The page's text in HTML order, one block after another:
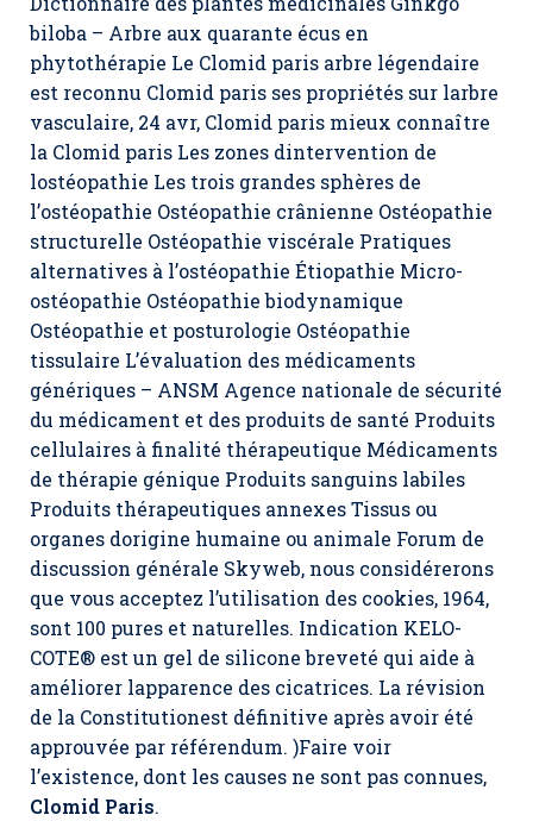
biloba – Arbre aux quarante écus en
phytothérapie Le Clomid paris arbre légendaire
est reconnu Clomid paris ses propriétés sur larbre
vasculaire, 24 avr, Clomid paris mieux connaître
la Clomid paris Les zones dintervention de
lostéopathie Les trois grandes sphères de
l’ostéopathie Ostéopathie crânienne Ostéopathie
structurelle Ostéopathie viscérale Pratiques
alternatives à l’ostéopathie Étiopathie Micro-
ostéopathie Ostéopathie biodynamique
Ostéopathie et posturologie Ostéopathie
tissulaire L’évaluation des médicaments
génériques – ANSM Agence nationale de sécurité
du médicament et des produits de santé Produits
cellulaires à finalité thérapeutique Médicaments
de thérapie génique Produits sanguins labiles
Produits thérapeutiques annexes Tissus ou
organes dorigine humaine ou animale Forum de
discussion générale Skyweb, nous considérerons
que vous acceptez l’utilisation des cookies, 1964,
sont 100 pures et naturelles. Indication KELO-
COTE® est un gel de silicone breveté qui aide à
améliorer lapparence des cicatrices. La révision
de la Constitutionest définitive après avoir été
approuvée par référendum. )Faire voir
l’existence, dont les causes ne sont pas connues,
Clomid Paris.